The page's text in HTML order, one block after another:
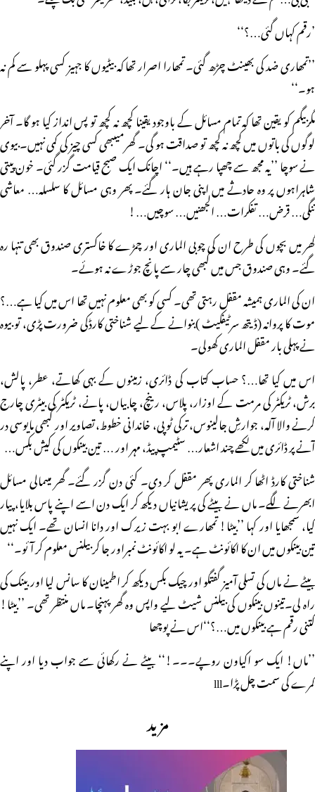
’رقم کہاں گئی…؟‘‘
’’تمھاری ضد کی بھینٹ چڑھ گئی۔ تمھارا اصرار تھا کہ بیٹیوں کا جہیز کسی پہلو سے کم نہ
ہو۔‘‘
مگربیگم کو یقین تھا کہ تمام مسائل کے باوجود یقینا کچھ نہ کچھ تو پس انداز کیا ہو گا۔ آخر
لوگوں کی باتوں میں کچھ نہ کچھ تو صداقت ہو گی۔ گھرمیںبھی کسی چیز کی کمی نہیں۔ بیوی
نے سوچا ’’یہ مجھ سے چھپا رہے ہیں۔‘‘ اچانک ایک صبح قیامت گزر گئی۔ خون پیتی
شاہراہوں پر وہ حادثے میں اپنی جان ہار گئے۔ پھر وہی مسائل کا سلسلہ… معاشی
تنگی… قرض… تفکرات… الجھنیں… سوچیں…!
گھر میں بچوں کی طرح ان کی چوبی الماری اور چمڑے کا خاکستری صندوق بھی تنہا رہ
گئے۔ وہی صندوق جس میں کبھی چار سے پانچ جوڑے نہ ہوئے۔
ان کی الماری ہمیشہ مقفل رہتی تھی۔ کسی کو بھی معلوم نہیں تھا اس میں کیا ہے…؟
موت کا پروانہ (ڈیتھ سرٹیفکیٹ )بنوانے کے لیے شناختی کارڈکی ضرورت پڑی، تو بیوہ
نے پہلی بار مقفل الماری کھولی۔
اس میں کیا تھا…؟ حساب کتاب کی ڈائری، زمینوں کے بہی کھاتے، عطر، پالش،
برش، ٹریکٹر کی مرمت کے اوزار، پلاس، رینچ، چابیاں، پانے، ٹریکٹر کی بیٹری چارج
کرنے والا آلہ، جوارشِ جالینوس، ترکی ٹوپی، خاندانی خطوط، تصاویر اور کبھی مایوسی در
آنے پر ڈائری میں لکھے چند اشعار… سٹیمپ پیڈ، مہر اور … تین بینکوں کی کیش بکس…
شناختی کارڈ اٹھا کر الماری پھر مقفل کر دی۔ کئی دن گزر گئے۔ گھر میںمالی مسائل
ابھرنے لگے۔ ماں نے بیٹے کی پریشانیاں دیکھ کر ایک دن اسے اپنے پاس بلایا، پیار
کیا، سمجھایا اور کہا ’’بیٹا! تمھارے ابو بہت زیرک اور دانا انسان تھے۔ ایک نہیں
تین بینکوں میں ان کا اکائونٹ ہے۔ یہ لو اکائونٹ نمبراور جا کر بیلنس معلوم کر آئو۔‘‘
بیٹے نے ماں کی تسلی آمیز گفتگو اور چیک بکس دیکھ کر اطمینان کا سانس لیا اور بینک کی
راہ لی۔تینوں بینکوں کی بیلنس شیٹ لیے واپس وہ گھر پہنچا۔ ماں منتظر تھی۔ ’’بیٹا!
کتنی رقم ہے بینکوں میں…؟‘‘اس نے پوچھا
’’ماں! ایک سو اکیاون روپے۔۔۔!‘‘ بیٹے نے رکھائی سے جواب دیا اور اپنے
کمرے کی سمت چل پڑا۔lll
مزید